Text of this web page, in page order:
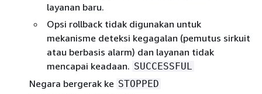
layanan baru.
Opsi rollback tidak digunakan untuk
mekanisme deteksi kegagalan (pemutus sirkuit
atau berbasis alarm) dan layanan tidak
mencapai keadaan. SUCCESSFUL
Negara bergerak ke STOPPED